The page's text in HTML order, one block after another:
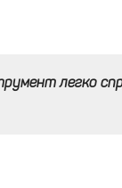
легко